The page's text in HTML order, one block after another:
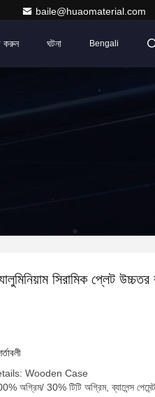
baile@huaomaterial.com
করুন ঘটনা Bengali
সিরামিক প্লেট উচ্চতর
Wooden Case
অগ্রিম/ 30% টিটি অগ্রিম, ব্যালেন্স